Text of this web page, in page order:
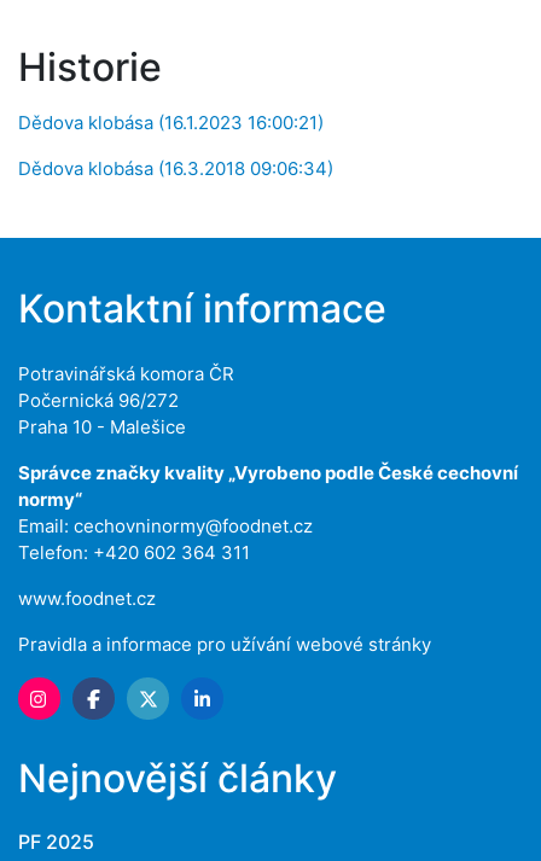
Historie
Dědova klobása (16.1.2023 16:00:21)
Dědova klobása (16.3.2018 09:06:34)
Kontaktní informace
Potravinářská komora ČR
Počernická 96/272
Praha 10 - Malešice
Správce značky kvality „Vyrobeno podle České cechovní
normy“
Email: cechovninormy@foodnet.cz
Telefon: +420 602 364 311
www.foodnet.cz
Pravidla a informace pro užívání webové stránky
Nejnovější články
PF 2025